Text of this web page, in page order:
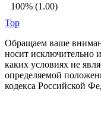
100% (1.00)
Top
Обращаем ваше
носит исключительно
каких условиях не
определяемой
кодекса Российской